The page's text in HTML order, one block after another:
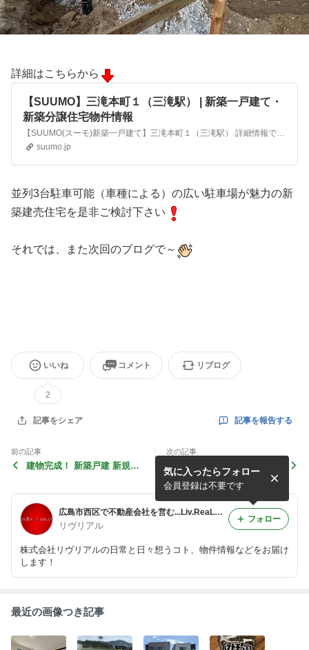
詳細はこちらから
【SUUMO】三滝本町１（三滝駅） | 新築一戸建て・
新築分譲住宅物件情報
【SUUMO(スーモ)新築一戸建て】三滝本町１（三滝駅） 詳細情報です。間取・区画情報や周辺環境・地図など三滝本町１（三滝駅）の情報が満載。一軒家・新築分譲・建売住宅のマイホーム購入ならSUUMO新築一戸建て。
suumo.jp
並列3台駐車可能（車種による）の広い駐車場が魅力の新
築建売住宅を是非ご検討下さい
それでは、また次回のブログで～
いいね
2
コメント リブログ
記事をシェア 記事を報告する
前の記事
建物完成！ 新築戸建 新規分
次の記事
建物･外構完成しました！ 新
築戸建(東区戸坂出江1丁目)
現地見学受付中！
広島市西区で不動産会社を営む...Liv.ReaLのReal Live
リヴリアル
株式会社リヴリアルの日常と日々想うコト、物件情報などをお届け
します！
気に入ったらフォロー
会員登録は不要です
フォロー
最近の画像つき記事